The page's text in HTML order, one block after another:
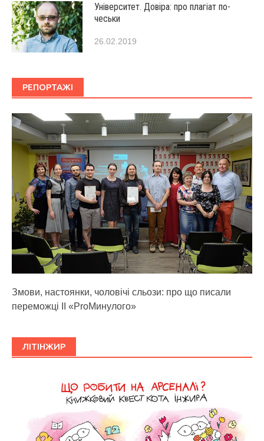
Університет. Довіра: про плагіат по-
чеськи
26.02.2019
РЕПОРТАЖІ
Змови, настоянки, чоловічі сльози: про що писали
переможці ІІ «ProМинулого»
ЛІТІНЖИР